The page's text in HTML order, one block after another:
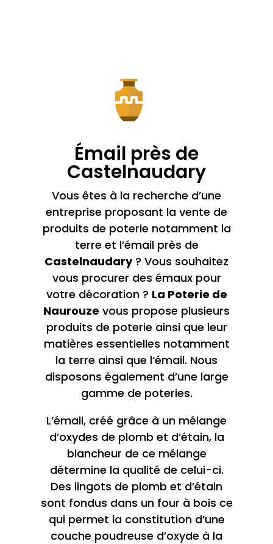
Émail près de
Castelnaudary
Vous êtes à la recherche d’une
entreprise proposant la vente de
produits de poterie notamment la
terre et l’émail près de
Castelnaudary? Vous souhaitez
vous procurer des émaux pour
votre décoration ? La Poterie de
Naurouze vous propose plusieurs
produits de poterie ainsi que leur
matières essentielles notamment
la terre ainsi que l’émail. Nous
disposons également d’une large
gamme de poteries.
L’émail, créé grâce à un mélange
d’oxydes de plomb et d’étain, la
blancheur de ce mélange
détermine la qualité de celui-ci.
Des lingots de plomb et d’étain
sont fondus dans un four à bois ce
qui permet la constitution d’une
couche poudreuse d’oxyde à la